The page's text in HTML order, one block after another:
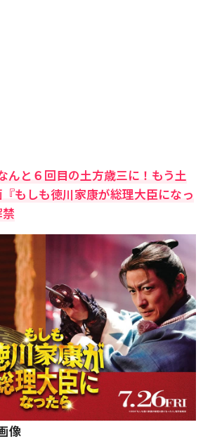
んと６回目の土方歳三に！もう土
もしも徳川家康が総理大臣になっ
像